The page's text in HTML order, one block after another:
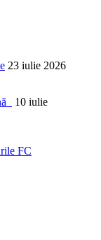
23 iulie 2026
10 iulie
FC